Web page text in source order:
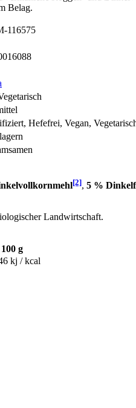
Belag.
116575
Hefefrei, Vegan,
[2], 5 %
Landwirtschaft.
g
kj / kcal